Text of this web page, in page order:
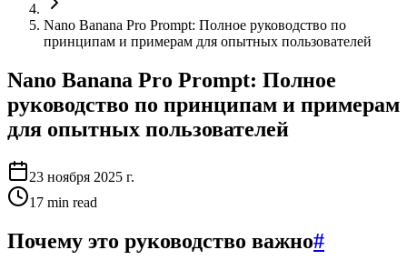
Nano Banana Pro Prompt: Полное руководство по
принципам и примерам для опытных пользователей
Nano Banana Pro Prompt: Полное
руководство по принципам и примерам
для опытных пользователей
23 ноября 2025 г.
17 min read
Почему это руководство важно#